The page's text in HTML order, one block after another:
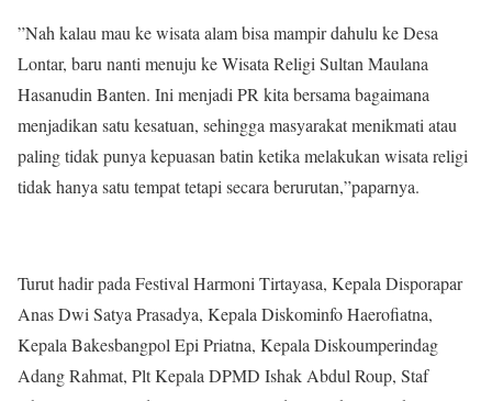
”Nah kalau mau ke wisata alam bisa mampir dahulu ke Desa
Lontar, baru nanti menuju ke Wisata Religi Sultan Maulana
Hasanudin Banten. Ini menjadi PR kita bersama bagaimana
menjadikan satu kesatuan, sehingga masyarakat menikmati atau
paling tidak punya kepuasan batin ketika melakukan wisata religi
tidak hanya satu tempat tetapi secara berurutan,”paparnya.
Turut hadir pada Festival Harmoni Tirtayasa, Kepala Disporapar
Anas Dwi Satya Prasadya, Kepala Diskominfo Haerofiatna,
Kepala Bakesbangpol Epi Priatna, Kepala Diskoumperindag
Adang Rahmat, Plt Kepala DPMD Ishak Abdul Roup, Staf